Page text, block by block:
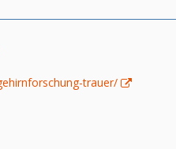
trauer/